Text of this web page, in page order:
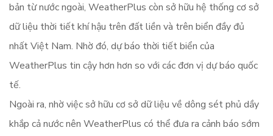
bản từ nước ngoài, WeatherPlus còn sở hữu hệ thống cơ sở
dữ liệu thời tiết khí hậu trên đất liền và trên biển đầy đủ
nhất Việt Nam. Nhờ đó, dự báo thời tiết biển của
WeatherPlus tin cậy hơn hơn so với các đơn vị dự báo quốc
tế.
Ngoài ra, nhờ việc sở hữu cơ sở dữ liệu về dông sét phủ dầy
khắp cả nước nên WeatherPlus có thể đưa ra cảnh báo sớm